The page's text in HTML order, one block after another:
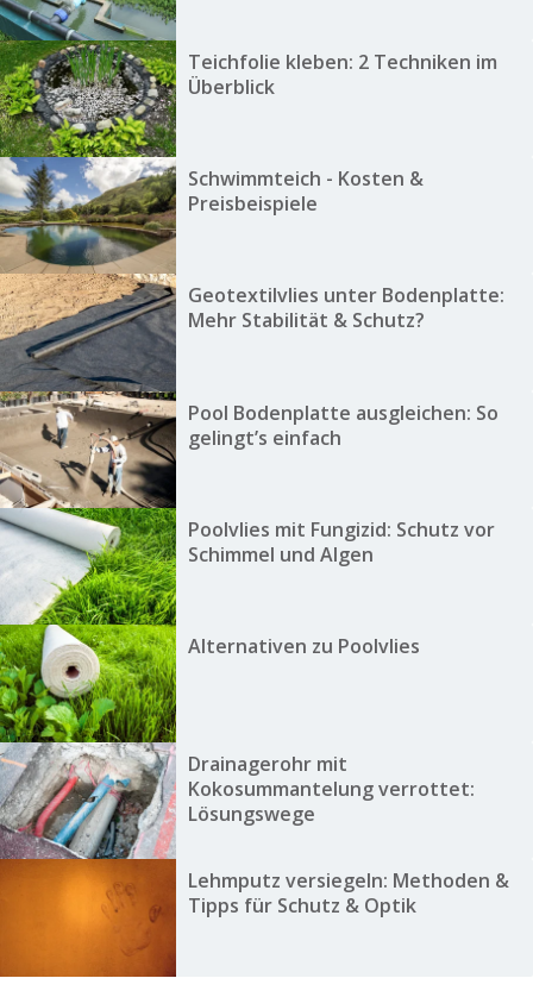
Teichfolie kleben: 2 Techniken im
Überblick
Schwimmteich - Kosten &
Preisbeispiele
Geotextilvlies unter Bodenplatte:
Mehr Stabilität & Schutz?
Pool Bodenplatte ausgleichen: So
gelingt’s einfach
Poolvlies mit Fungizid: Schutz vor
Schimmel und Algen
Alternativen zu Poolvlies
Drainagerohr mit
Kokosummantelung verrottet:
Lösungswege
Lehmputz versiegeln: Methoden &
Tipps für Schutz & Optik